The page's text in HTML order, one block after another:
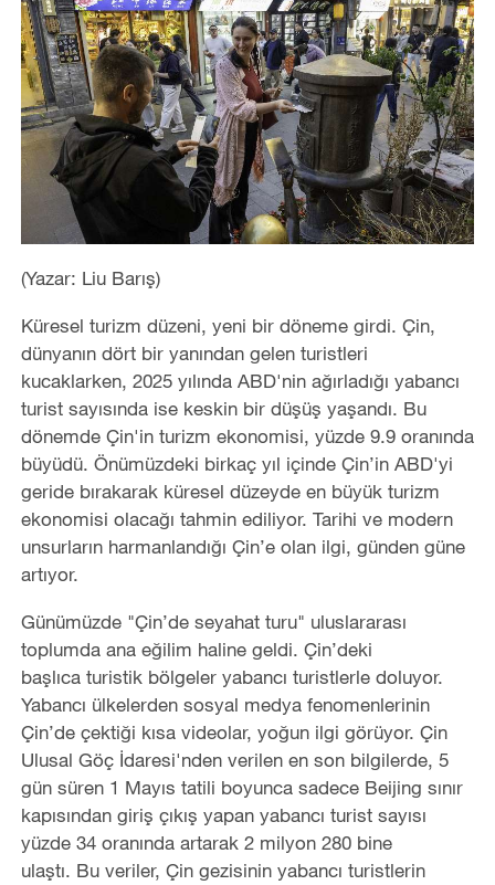
(Yazar: Liu Barış)
Küresel turizm düzeni, yeni bir döneme girdi. Çin,
dünyanın dört bir yanından gelen turistleri
kucaklarken, 2025 yılında ABD'nin ağırladığı yabancı
turist sayısında ise keskin bir düşüş yaşandı. Bu
dönemde Çin'in turizm ekonomisi, yüzde 9.9 oranında
büyüdü. Önümüzdeki birkaç yıl içinde Çin’in ABD'yi
geride bırakarak küresel düzeyde en büyük turizm
ekonomisi olacağı tahmin ediliyor. Tarihi ve modern
unsurların harmanlandığı Çin’e olan ilgi, günden güne
artıyor.
Günümüzde "Çin’de seyahat turu" uluslararası
toplumda ana eğilim haline geldi. Çin’deki
başlıca turistik bölgeler yabancı turistlerle doluyor.
Yabancı ülkelerden sosyal medya fenomenlerinin
Çin’de çektiği kısa videolar, yoğun ilgi görüyor. Çin
Ulusal Göç İdaresi'nden verilen en son bilgilerde, 5
gün süren 1 Mayıs tatili boyunca sadece Beijing sınır
kapısından giriş çıkış yapan yabancı turist sayısı
yüzde 34 oranında artarak 2 milyon 280 bine
ulaştı. Bu veriler, Çin gezisinin yabancı turistlerin